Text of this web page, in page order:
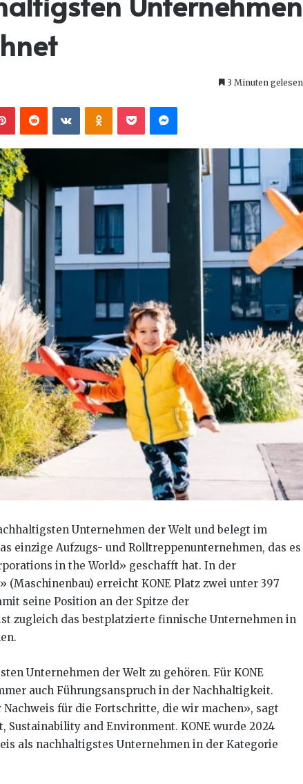
3 Minuten gelesen
PinterestRedditVKontakteOdnoklassniki
PocketMessenger
Unternehmen der Welt und belegt im
einzige Aufzugs- und Rolltreppenunternehmen, das es
in the World» geschafft hat. In der
erreicht KONE Platz zwei unter 397
seine Position an der Spitze der
zugleich das bestplatzierte finnische Unternehmen in
Unternehmen der Welt zu gehören. Für KONE
auch Führungsanspruch in der Nachhaltigkeit.
für die Fortschritte, die wir machen», sagt
Sustainability and Environment. KONE wurde 2024
als nachhaltigstes Unternehmen in der Kategorie